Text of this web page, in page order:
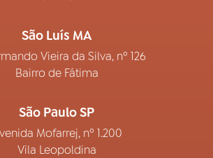
São Luís MA
Vieira da Silva, nº 126
Bairro de Fátima
São Paulo SP
Mofarrej, nº 1.200
Vila Leopoldina